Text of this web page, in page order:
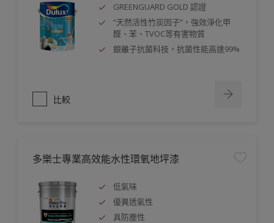
GREENGUARD GOLD 認證
“天然活性竹炭因子”，強效淨化甲
醛、苯、TVOC等有害物質
銀離子抗菌科技，抗菌性能高達99%
比較
多樂士專業高效能水性環氧地坪漆
低氣味
優異透氣性
具防塵性